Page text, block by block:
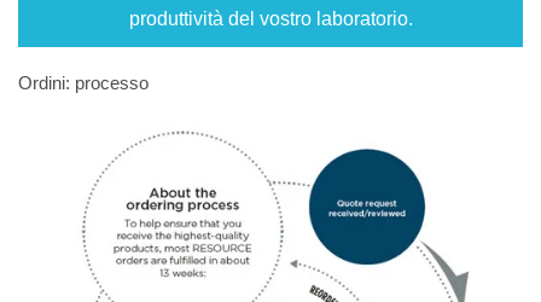
produttività del vostro laboratorio.
Ordini: processo